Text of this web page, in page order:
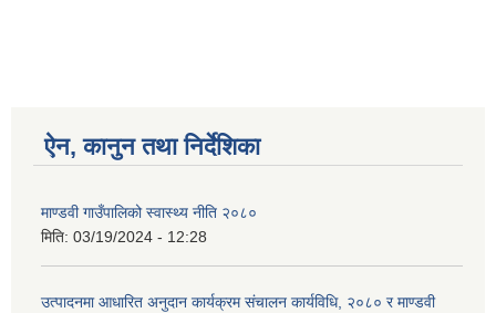
ऐन, कानुन तथा निर्देशिका
माण्डवी गाउँपालिको स्वास्थ्य नीति २०८०
मिति: 03/19/2024 - 12:28
उत्पादनमा आधारित अनुदान कार्यक्रम संचालन कार्यविधि, २०८० र माण्डवी